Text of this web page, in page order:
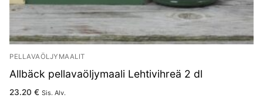
PELLAVAÖLJYMAALIT
Allbäck pellavaöljymaali Lehtivihreä 2 dl
23.20 € Sis. Alv.